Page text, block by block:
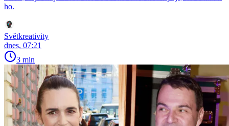
ho.
Světkreativity
dnes, 07:21
3 min